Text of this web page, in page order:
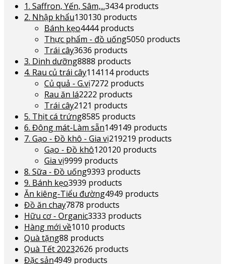
1. Saffron, Yến, Sâm,...3434 products
2. Nhập khẩu130130 products
Bánh kẹo4444 products
Thực phẩm - đồ uống5050 products
Trái cây3636 products
3. Dinh dưỡng8888 products
4. Rau củ trái cây114114 products
Củ quả - G.vị7272 products
Rau ăn lá2222 products
Trái cây2121 products
5. Thịt cá trứng8585 products
6. Đông mát-Làm sẵn149149 products
7. Gạo - Đồ khô - Gia vị219219 products
Gạo - Đồ khô120120 products
Gia vị9999 products
8. Sữa - Đồ uống9393 products
9. Bánh kẹo3939 products
Ăn kiêng-Tiểu đường4949 products
Đồ ăn chay7878 products
Hữu cơ - Organic3333 products
Hàng mới về1010 products
Quà tặng88 products
Quà Tết 20232626 products
Đặc sản4949 products